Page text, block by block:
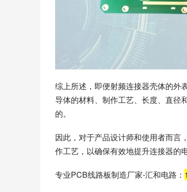
综上所述，即便射频连接器壳体的外
导体的材料、制作工艺、长度、直径
的。
因此，对于产品设计师和使用者而言
作工艺，以确保有效地提升连接器的
专业PCB线路板制造厂家-汇和电路：